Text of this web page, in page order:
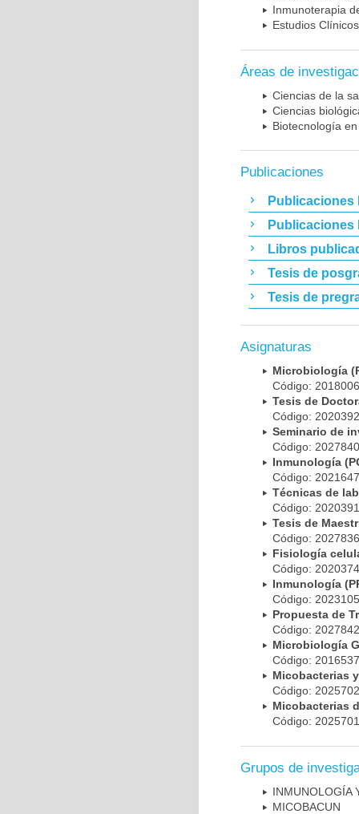
Inmunoterapia
Estudios Clínicos
Áreas de
Ciencias de la
Ciencias
Biotecnología
Publicaciones
Publicaciones
Publicaciones
Libros
Tesis de
Tesis de
Asignaturas
Microbiología
Código:
Tesis de
Código:
Seminario de
Código:
Inmunología
Código:
Técnicas de
Código:
Tesis de
Código:
Fisiología
Código:
Inmunología
Código:
Propuesta de
Código:
Microbiología
Código:
Micobacterias
Código:
Micobacterias
Código:
Grupos de
INMUNOLOGÍA
MICOBAC­UN